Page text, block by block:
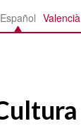
Español Valencià